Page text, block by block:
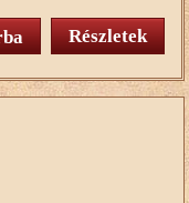
Részletek